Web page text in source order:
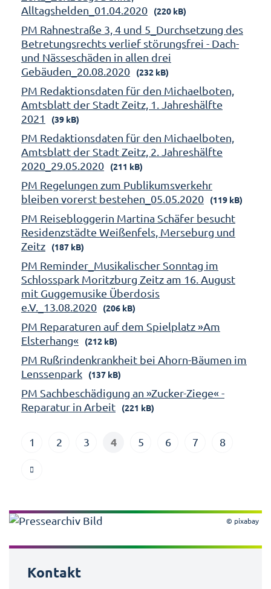
Alltagshelden_01.04.2020
(220 kB)
PM Rahnestraße 3, 4 und 5_Durchsetzung des
Betretungsrechts verlief störungsfrei - Dach-
und Nässeschäden in allen drei
Gebäuden_20.08.2020
(232 kB)
PM Redaktionsdaten für den Michaelboten,
Amtsblatt der Stadt Zeitz, 1. Jahreshälfte
2021
(39 kB)
PM Redaktionsdaten für den Michaelboten,
Amtsblatt der Stadt Zeitz, 2. Jahreshälfte
2020_29.05.2020
(211 kB)
PM Regelungen zum Publikumsverkehr
bleiben vorerst bestehen_05.05.2020
(119 kB)
PM Reisebloggerin Martina Schäfer besucht
Residenzstädte Weißenfels, Merseburg und
Zeitz
(187 kB)
PM Reminder_Musikalischer Sonntag im
Schlosspark Moritzburg Zeitz am 16. August
mit Guggemusike Überdosis
e.V._13.08.2020
(206 kB)
PM Reparaturen auf dem Spielplatz »Am
Elsterhang«
(212 kB)
PM Rußrindenkrankheit bei Ahorn-Bäumen im
Lenssenpark
(137 kB)
PM Sachbeschädigung an »Zucker-Ziege« -
Reparatur in Arbeit
(221 kB)
1 2 3 4 5 6 7 8
© pixabay
Kontakt